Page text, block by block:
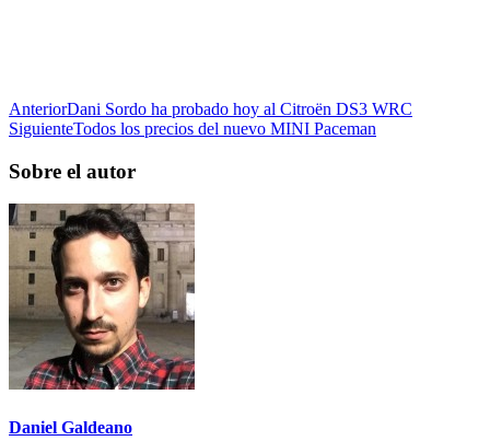
AnteriorDani Sordo ha probado hoy al Citroën DS3 WRC
SiguienteTodos los precios del nuevo MINI Paceman
Sobre el autor
Daniel Galdeano